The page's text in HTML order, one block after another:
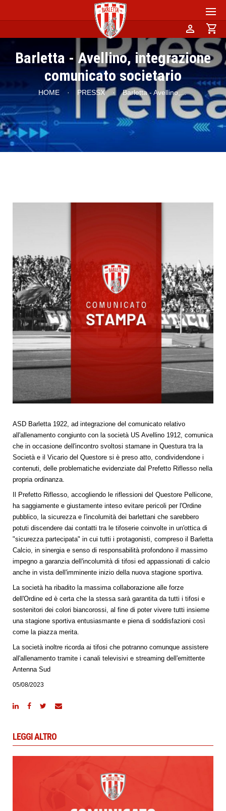
person shopping_cart
Barletta - Avellino, integrazione
comunicato societario
HOME · PRESSX · Barletta - Avellino,...
ASD Barletta 1922, ad integrazione del comunicato relativo
all'allenamento congiunto con la società US Avellino 1912, comunica
che in occasione dell'incontro svoltosi stamane in Questura tra la
Società e il Vicario del Questore si è preso atto, condividendone i
contenuti, delle problematiche evidenziate dal Prefetto Riflesso nella
propria ordinanza.
Il Prefetto Riflesso, accogliendo le riflessioni del Questore Pellicone,
ha saggiamente e giustamente inteso evitare pericoli per l'Ordine
pubblico, la sicurezza e l'incolumità dei barlettani che sarebbero
potuti discendere dai contatti tra le tifoserie coinvolte in un'ottica di
"sicurezza partecipata" in cui tutti i protagonisti, compreso il Barletta
Calcio, in sinergia e senso di responsabilità profondono il massimo
impegno a garanzia dell'incolumità di tifosi ed appassionati di calcio
anche in vista dell'imminente inizio della nuova stagione sportiva.
La società ha ribadito la massima collaborazione alle forze
dell'Ordine ed è certa che la stessa sarà garantita da tutti i tifosi e
sostenitori dei colori biancorossi, al fine di poter vivere tutti insieme
una stagione sportiva entusiasmante e piena di soddisfazioni così
come la piazza merita.
La società inoltre ricorda ai tifosi che potranno comunque assistere
all'allenamento tramite i canali televisivi e streaming dell'emittente
Antenna Sud
05/08/2023
LEGGI ALTRO